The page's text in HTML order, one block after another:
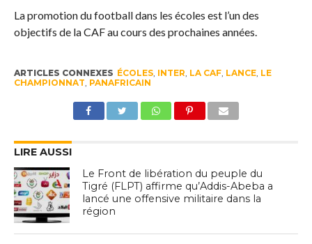
La promotion du football dans les écoles est l’un des
objectifs de la CAF au cours des prochaines années.
ARTICLES CONNEXES ÉCOLES, INTER, LA CAF, LANCE, LE
CHAMPIONNAT, PANAFRICAIN
LIRE AUSSI
Le Front de libération du peuple du
Tigré (FLPT) affirme qu’Addis-Abeba a
lancé une offensive militaire dans la
région